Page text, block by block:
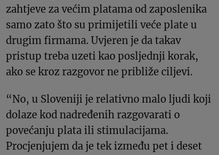
zahtjeve za većim platama od zaposlenika
samo zato što su primijetili veće plate u
drugim firmama. Uvjeren je da takav
pristup treba uzeti kao posljednji korak,
ako se kroz razgovor ne približe ciljevi.
“No, u Sloveniji je relativno malo ljudi koji
dolaze kod nadređenih razgovarati o
povećanju plata ili stimulacijama.
Procjenjujem da je tek između pet i deset